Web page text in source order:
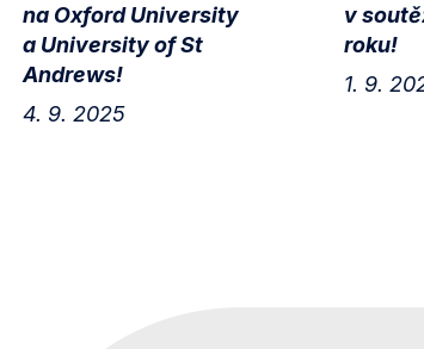
na Oxford University
a University of St
Andrews!
4. 9. 2025
v
roku!
1. 9.